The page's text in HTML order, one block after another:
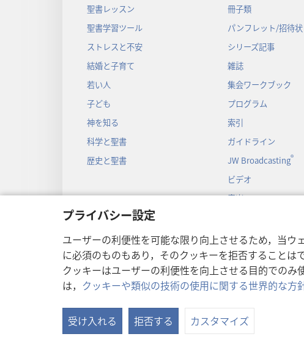
プライバシー設定
ユーザーの利便性を可能な限り向上させるため，当
に必須のものもあり，そのクッキーを拒否すること
クッキーはユーザーの利便性を向上させる目的での
は， クッキーや類似の技術の使用に関する世界的な方
受け入れる 拒否する カスタマイズ
聖書レッスン
聖書学習ツール
ストレスと不安
結婚と子育て
若い人
子ども
神を知る
科学と聖書
歴史と聖書
冊子類
パンフレット/招待状
シリーズ記事
雑誌
集会ワークブック
プログラム
索引
ガイドライン
JW Broadcasting®
ビデオ
音楽
劇形式の聖書朗読
Copyright© 2026 Watch Tower